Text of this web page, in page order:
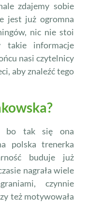
zdajemy sobie
jest już ogromna
nic nie stoi
takie informacje
nasi czytelnicy
aby znaleźć tego
bo tak się ona
polska trenerka
buduje już
nagrała wiele
czynnie
też motywowała